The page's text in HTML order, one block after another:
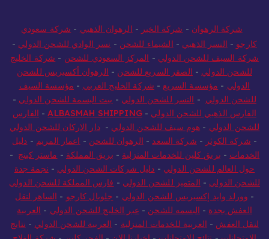
شركة الرهوان - شركة الخير - الرهوان الذهبي - شركة سعودي
كارجو - النسر الذهبي - الشيماء للشحن - نسر الوادي للشحن الدولي -
شركة السيف للشحن الدولي - المركز السعودي للشحن - شركة الخليج
للشحن الدولي - الصقر السريع للشحن - الرهوان أكسبريس للشحن
الدولي - مؤسسة السريع - شركة الخليج العربي - مؤسسة السيف
للشحن الدولي - النسر للشحن الدولي - بيت البسمة للشحن الدولي -
الفارس الذهبي للشحن الدولي -
ALBASMAH SHIPPING
- الفارس
للشحن الدولي - هوم سيف للشحن الدولي -دار الاركان للشحن الدولي
- شركة الكوثر - شركة السعد - الرهوان للشحن - اعمار المريم - دليل
الخدمات - بريق كلين للخدمات المنزلية - بريق المملكة - ماستر كينج -
حول العالم للشحن الدولي - دليل شركات الشحن الدولي - نجمة جدة
للشحن الدولي - المتميز للشحن الدولي - فارس المملكة للشحن الدولي
- وورلد وايد إكسبريس للشحن الدولي - جلوبال كارجو - الساهر لنقل
العفش بجدة - البسمه للشحن - عبر الخليج للشحن الدولي - العربية
لنقل العفش - العربية للخدمات المنزلية - العربية للشحن الدولي - نتايج